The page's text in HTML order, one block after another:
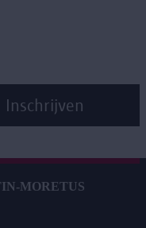
MORETUS